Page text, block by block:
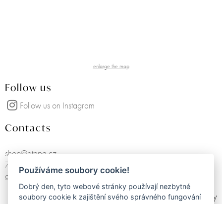
enlarge the map
Follow us
Follow us on Instagram
Contacts
shop@etapa.cz
725751468
all contacts
made by
Používáme soubory cookie!
Dobrý den, tyto webové stránky používají nezbytné
soubory cookie k zajištění svého správného fungování